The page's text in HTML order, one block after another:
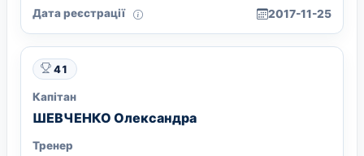
Дата реєстрації 2017-11-25
41
Капітан
ШЕВЧЕНКО Олександра
Тренер